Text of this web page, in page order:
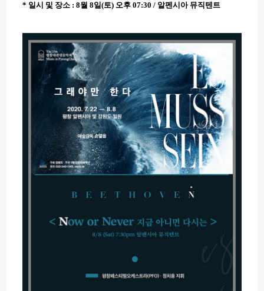
* 일시 및 장소 : 8월 8일(토) 오후 07:30 / 알펜시아 뮤직텐트